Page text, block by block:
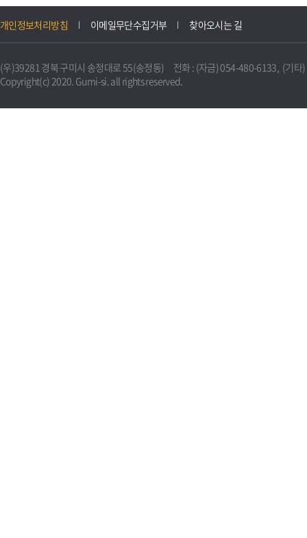
개인정보처리방침 이메일무단수집거부 찾아오시는 길
(우)39281 경북 구미시 송정대로 55(송정동) 전화 : (자금) 054-480-6133, (기타
Copyright(c) 2020. Gumi-si. all rights reserved.